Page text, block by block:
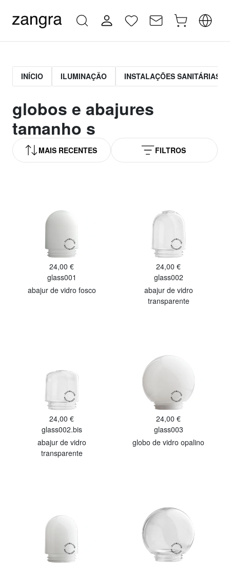
INÍCIO ILUMINAÇÃO INSTALAÇÕES SANITÁRIAS
globos e abajures
tamanho s
MAIS RECENTES FILTROS
24,00 €
glass001
abajur de vidro fosco
24,00 €
glass002
abajur de vidro
transparente
24,00 €
glass002.bis
abajur de vidro
transparente
24,00 €
glass003
globo de vidro opalino